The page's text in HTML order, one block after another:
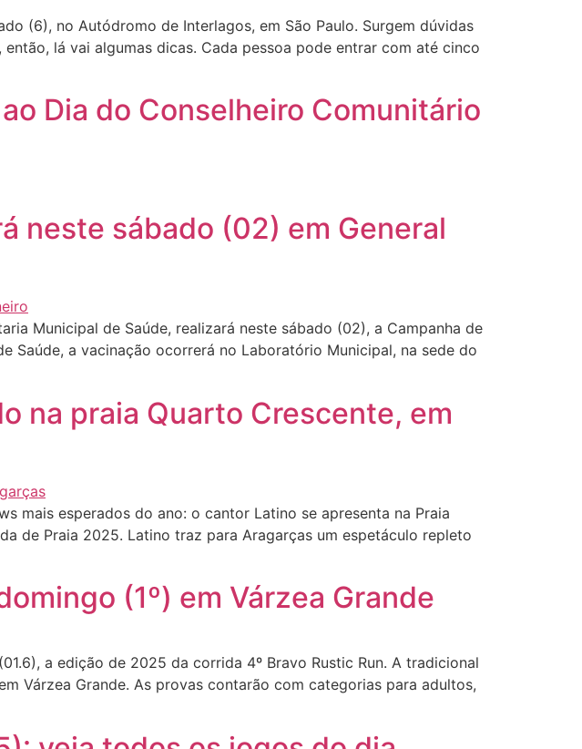
(6), no Autódromo de Interlagos, em São Paulo. Surgem dúvidas
lá vai algumas dicas. Cada pessoa pode entrar com até cinco
Dia do Conselheiro Comunitário
neste sábado (02) em General
Municipal de Saúde, realizará neste sábado (02), a Campanha de
Saúde, a vacinação ocorrerá no Laboratório Municipal, na sede do
na praia Quarto Crescente, em
mais esperados do ano: o cantor Latino se apresenta na Praia
de Praia 2025. Latino traz para Aragarças um espetáculo repleto
(1º) em Várzea Grande
a edição de 2025 da corrida 4º Bravo Rustic Run. A tradicional
Várzea Grande. As provas contarão com categorias para adultos,